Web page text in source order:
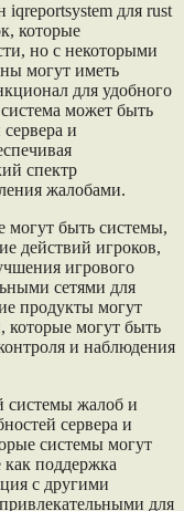
для rust
которые
но с некоторыми
могут иметь
для удобного
может быть
и
спектр
жалобами.
могут быть системы,
действий игроков,
игрового
сетями для
продукты могут
которые могут быть
и наблюдения
системы жалоб и
сервера и
системы могут
поддержка
с другими
для